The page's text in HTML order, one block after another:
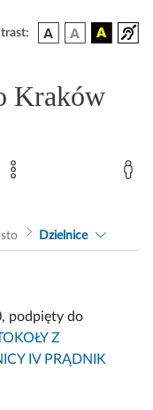
Kraków
Dzielnice
podpięty do
Z
IV PRĄDNIK